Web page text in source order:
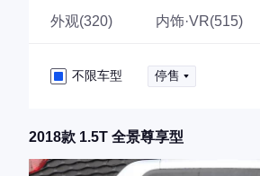
外观(320) 内饰·VR(515)
不限车型 停售
2018款 1.5T 全景尊享型